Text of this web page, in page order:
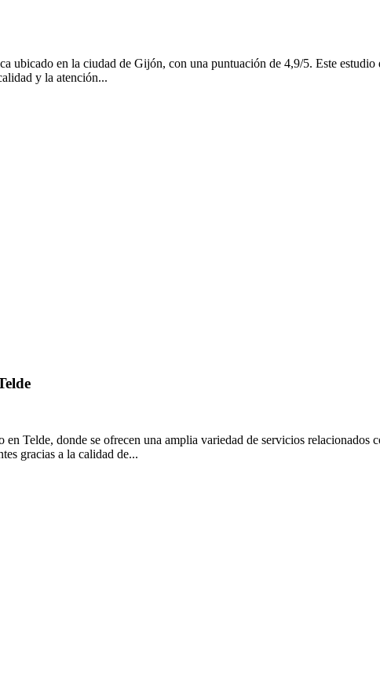
ubicado en la ciudad de Gijón, con una puntuación de 4,9/5. Este
y la atención...
Telde, donde se ofrecen una amplia variedad de servicios
gracias a la calidad de...